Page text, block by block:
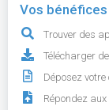
Vos bénéfices
Trouver des
Télécharger
Déposez
Répondez